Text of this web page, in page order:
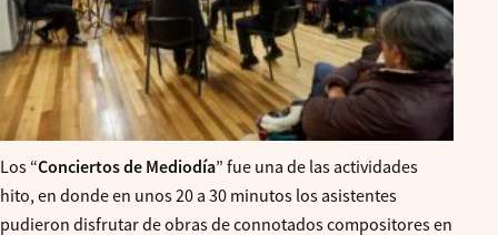
Los “Conciertos de Mediodía” fue una de las actividades
hito, en donde en unos 20 a 30 minutos los asistentes
pudieron disfrutar de obras de connotados compositores en